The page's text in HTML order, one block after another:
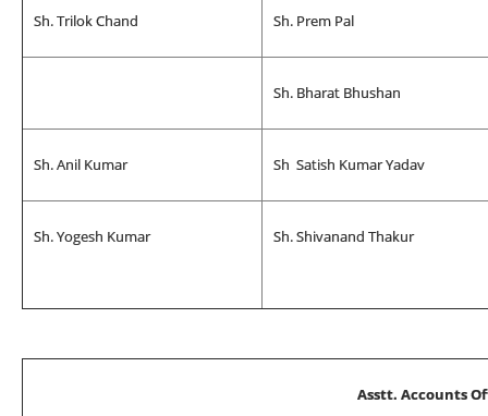
Sh. Trilok Chand Sh. Prem Pal
Sh. Bharat Bhushan
Sh. Anil Kumar Sh Satish Kumar Yadav
Sh. Yogesh Kumar Sh. Shivanand Thakur
Asstt. Accounts